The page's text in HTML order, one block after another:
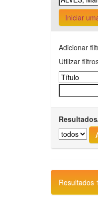
Iniciar
Adicionar
Utilizar
Resultados